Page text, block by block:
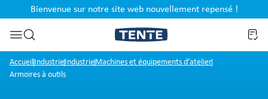
Passer à la recherche
Bienvenue sur notre site web nouvellement repensé !
AccueilIndustrieIndustrieMachines et équipements d’atelier
Armoires à outils